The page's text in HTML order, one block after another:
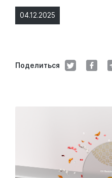
04.12.2025
Поделиться